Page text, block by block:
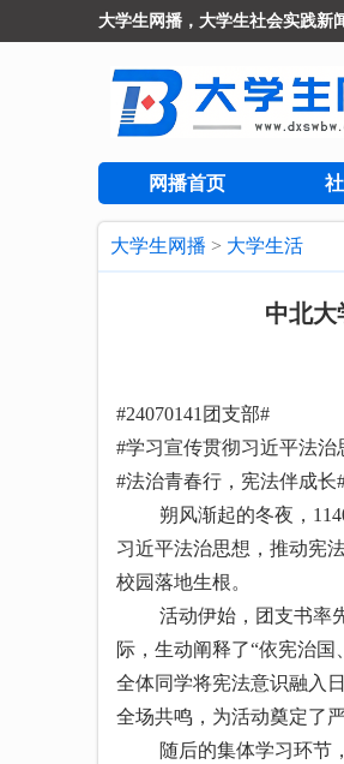
大学生网播，大学生社会实践新
网播首页
大学生网播 > 大学生活
中北大
#24070141团支部#
#学习宣传贯彻习近平法
#法治青春行，宪法伴成长
朔风渐起的冬夜，11406
习近平法治思想，推动宪
校园落地生根。
活动伊始，团支书率先
际，生动阐释了“依宪治
全体同学将宪法意识融入
全场共鸣，为活动奠定了
随后的集体学习环节，